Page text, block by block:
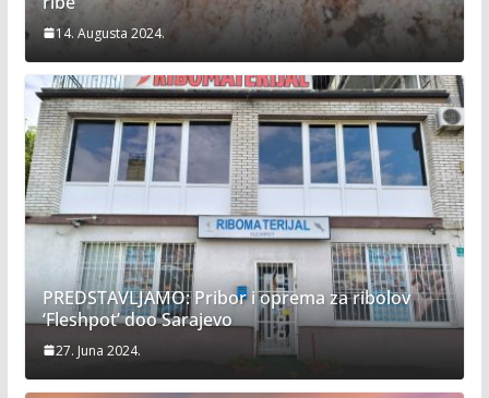
14. Augusta 2024.
PREDSTAVLJAMO: Pribor i oprema za ribolov
‘Fleshpot’ doo Sarajevo
27. Juna 2024.